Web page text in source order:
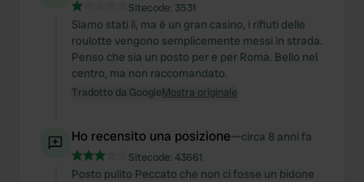
Sitecode: 3531
Siamo stati lì, ma è un gran casino, i rifiuti delle
roulotte vengono semplicemente messi in strada.
Penso che sia un posto per e per Roma. Bello nel
centro, ma non raccomandato.
Tradotto da GoogleMostra originale
Ho recensito una posizione—circa 8 anni fa
Sitecode: 43661
Posto pulito Peccato che non ci fosse un bidone